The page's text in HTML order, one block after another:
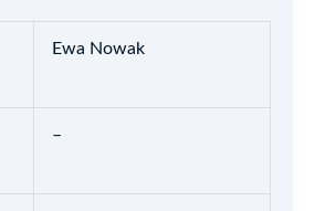
Ewa Nowak
–